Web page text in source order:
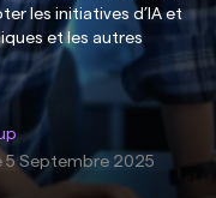
les initiatives d’IA et
et les autres
5 Septembre 2025